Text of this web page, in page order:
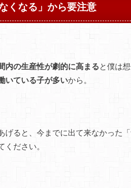
くなる」から要注意
内の生産性が劇的に高まる と僕は
いている子が多いから。
ると、今までに出て来なかった「
ださい。